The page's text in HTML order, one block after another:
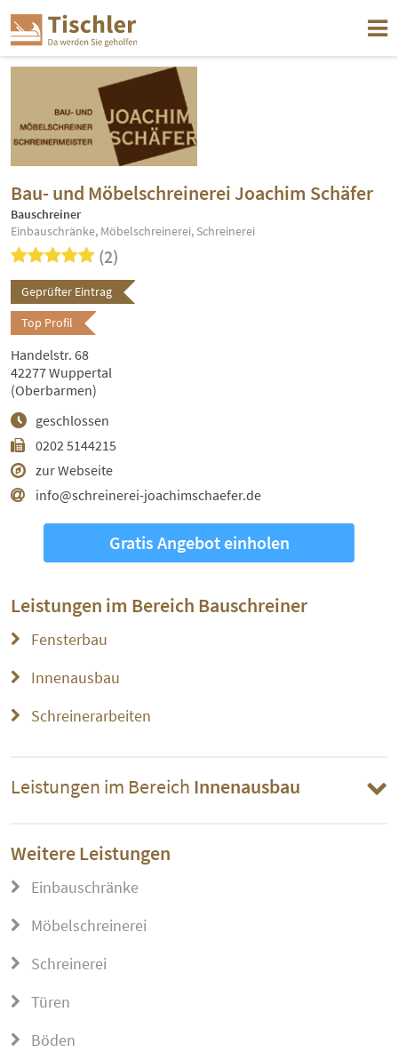
Bau- und Möbelschreinerei Joachim Schäfer
Bauschreiner
Einbauschränke, Möbelschreinerei, Schreinerei
(2)
Geprüfter Eintrag
Top Profil
0202 5144215
zur Webseite
info@schreinerei-joachimschaefer.de
geschlossen
Handelstr. 68
42277 Wuppertal
(Oberbarmen)
Gratis Angebot einholen
Leistungen im Bereich Bauschreiner
Fensterbau
Innenausbau
Schreinerarbeiten
Leistungen im Bereich Innenausbau
Weitere Leistungen
Einbauschränke
Möbelschreinerei
Schreinerei
Türen
Böden